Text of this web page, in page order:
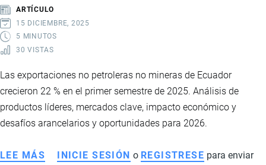
DE
BANANO
ARTÍCULO
15 DICIEMBRE, 2025
5 MINUTOS
30 VISTAS
Las exportaciones no petroleras no mineras de Ecuador
crecieron 22 % en el primer semestre de 2025. Análisis de
productos líderes, mercados clave, impacto económico y
desafíos arancelarios y oportunidades para 2026.
LEE MÁS SOBRE
INICIE SESIÓN o REGISTRESE para enviar